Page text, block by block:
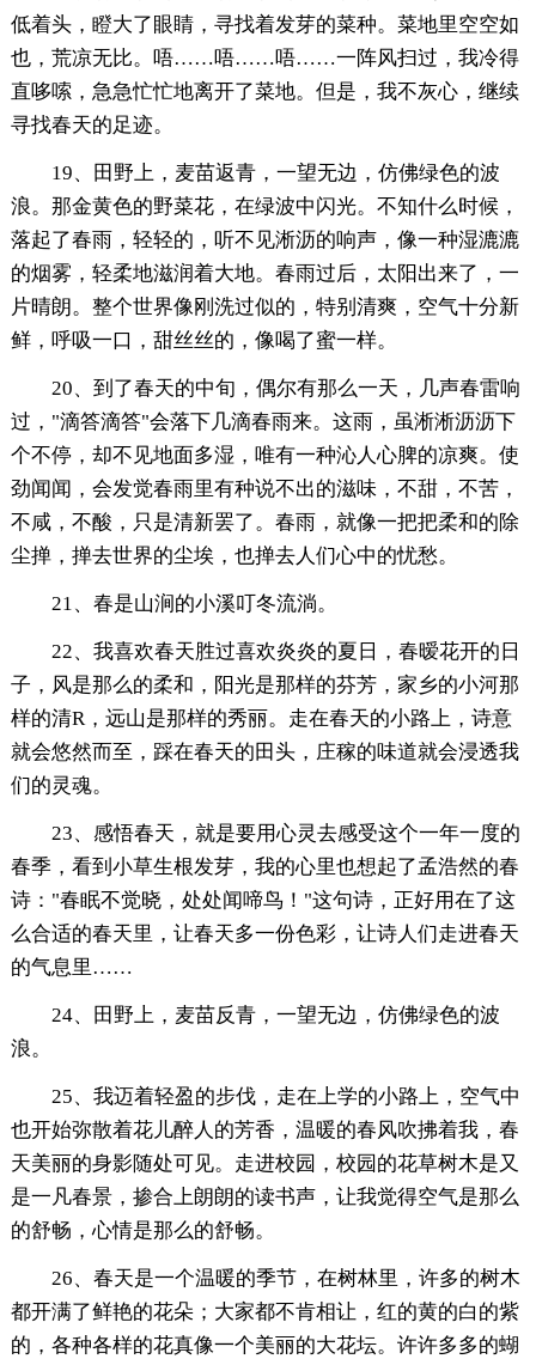
低着头，瞪大了眼睛，寻找着发芽的菜种。菜地里空空如
也，荒凉无比。唔……唔……唔……一阵风扫过，我冷得
直哆嗦，急急忙忙地离开了菜地。但是，我不灰心，继续
寻找春天的足迹。
19、田野上，麦苗返青，一望无边，仿佛绿色的波
浪。那金黄色的野菜花，在绿波中闪光。不知什么时候，
落起了春雨，轻轻的，听不见淅沥的响声，像一种湿漉漉
的烟雾，轻柔地滋润着大地。春雨过后，太阳出来了，一
片晴朗。整个世界像刚洗过似的，特别清爽，空气十分新
鲜，呼吸一口，甜丝丝的，像喝了蜜一样。
20、到了春天的中旬，偶尔有那么一天，几声春雷响
过，"滴答滴答"会落下几滴春雨来。这雨，虽淅淅沥沥下
个不停，却不见地面多湿，唯有一种沁人心脾的凉爽。使
劲闻闻，会发觉春雨里有种说不出的滋味，不甜，不苦，
不咸，不酸，只是清新罢了。春雨，就像一把把柔和的除
尘掸，掸去世界的尘埃，也掸去人们心中的忧愁。
21、春是山涧的小溪叮冬流淌。
22、我喜欢春天胜过喜欢炎炎的夏日，春暧花开的日
子，风是那么的柔和，阳光是那样的芬芳，家乡的小河那
样的清R，远山是那样的秀丽。走在春天的小路上，诗意
就会悠然而至，踩在春天的田头，庄稼的味道就会浸透我
们的灵魂。
23、感悟春天，就是要用心灵去感受这个一年一度的
春季，看到小草生根发芽，我的心里也想起了孟浩然的春
诗："春眠不觉晓，处处闻啼鸟！"这句诗，正好用在了这
么合适的春天里，让春天多一份色彩，让诗人们走进春天
的气息里……
24、田野上，麦苗反青，一望无边，仿佛绿色的波
浪。
25、我迈着轻盈的步伐，走在上学的小路上，空气中
也开始弥散着花儿醉人的芳香，温暖的春风吹拂着我，春
天美丽的身影随处可见。走进校园，校园的花草树木是又
是一凡春景，掺合上朗朗的读书声，让我觉得空气是那么
的舒畅，心情是那么的舒畅。
26、春天是一个温暖的季节，在树林里，许多的树木
都开满了鲜艳的花朵；大家都不肯相让，红的黄的白的紫
的，各种各样的花真像一个美丽的大花坛。许许多多的蝴